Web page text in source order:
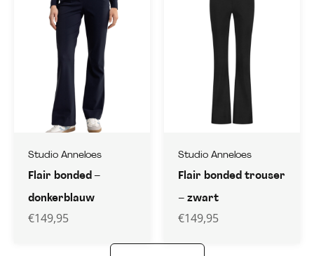
Studio Anneloes
Flair bonded –
donkerblauw
€149,95
Studio Anneloes
Flair bonded trouser
– zwart
€149,95